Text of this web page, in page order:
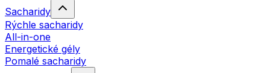
Sacharidy
Rýchle sacharidy
All-in-one
Energetické gély
Pomalé sacharidy